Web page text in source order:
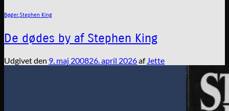
Bøger,Stephen King
De dødes by af Stephen King
Udgivet den 9. maj 200826. april 2026af Jette